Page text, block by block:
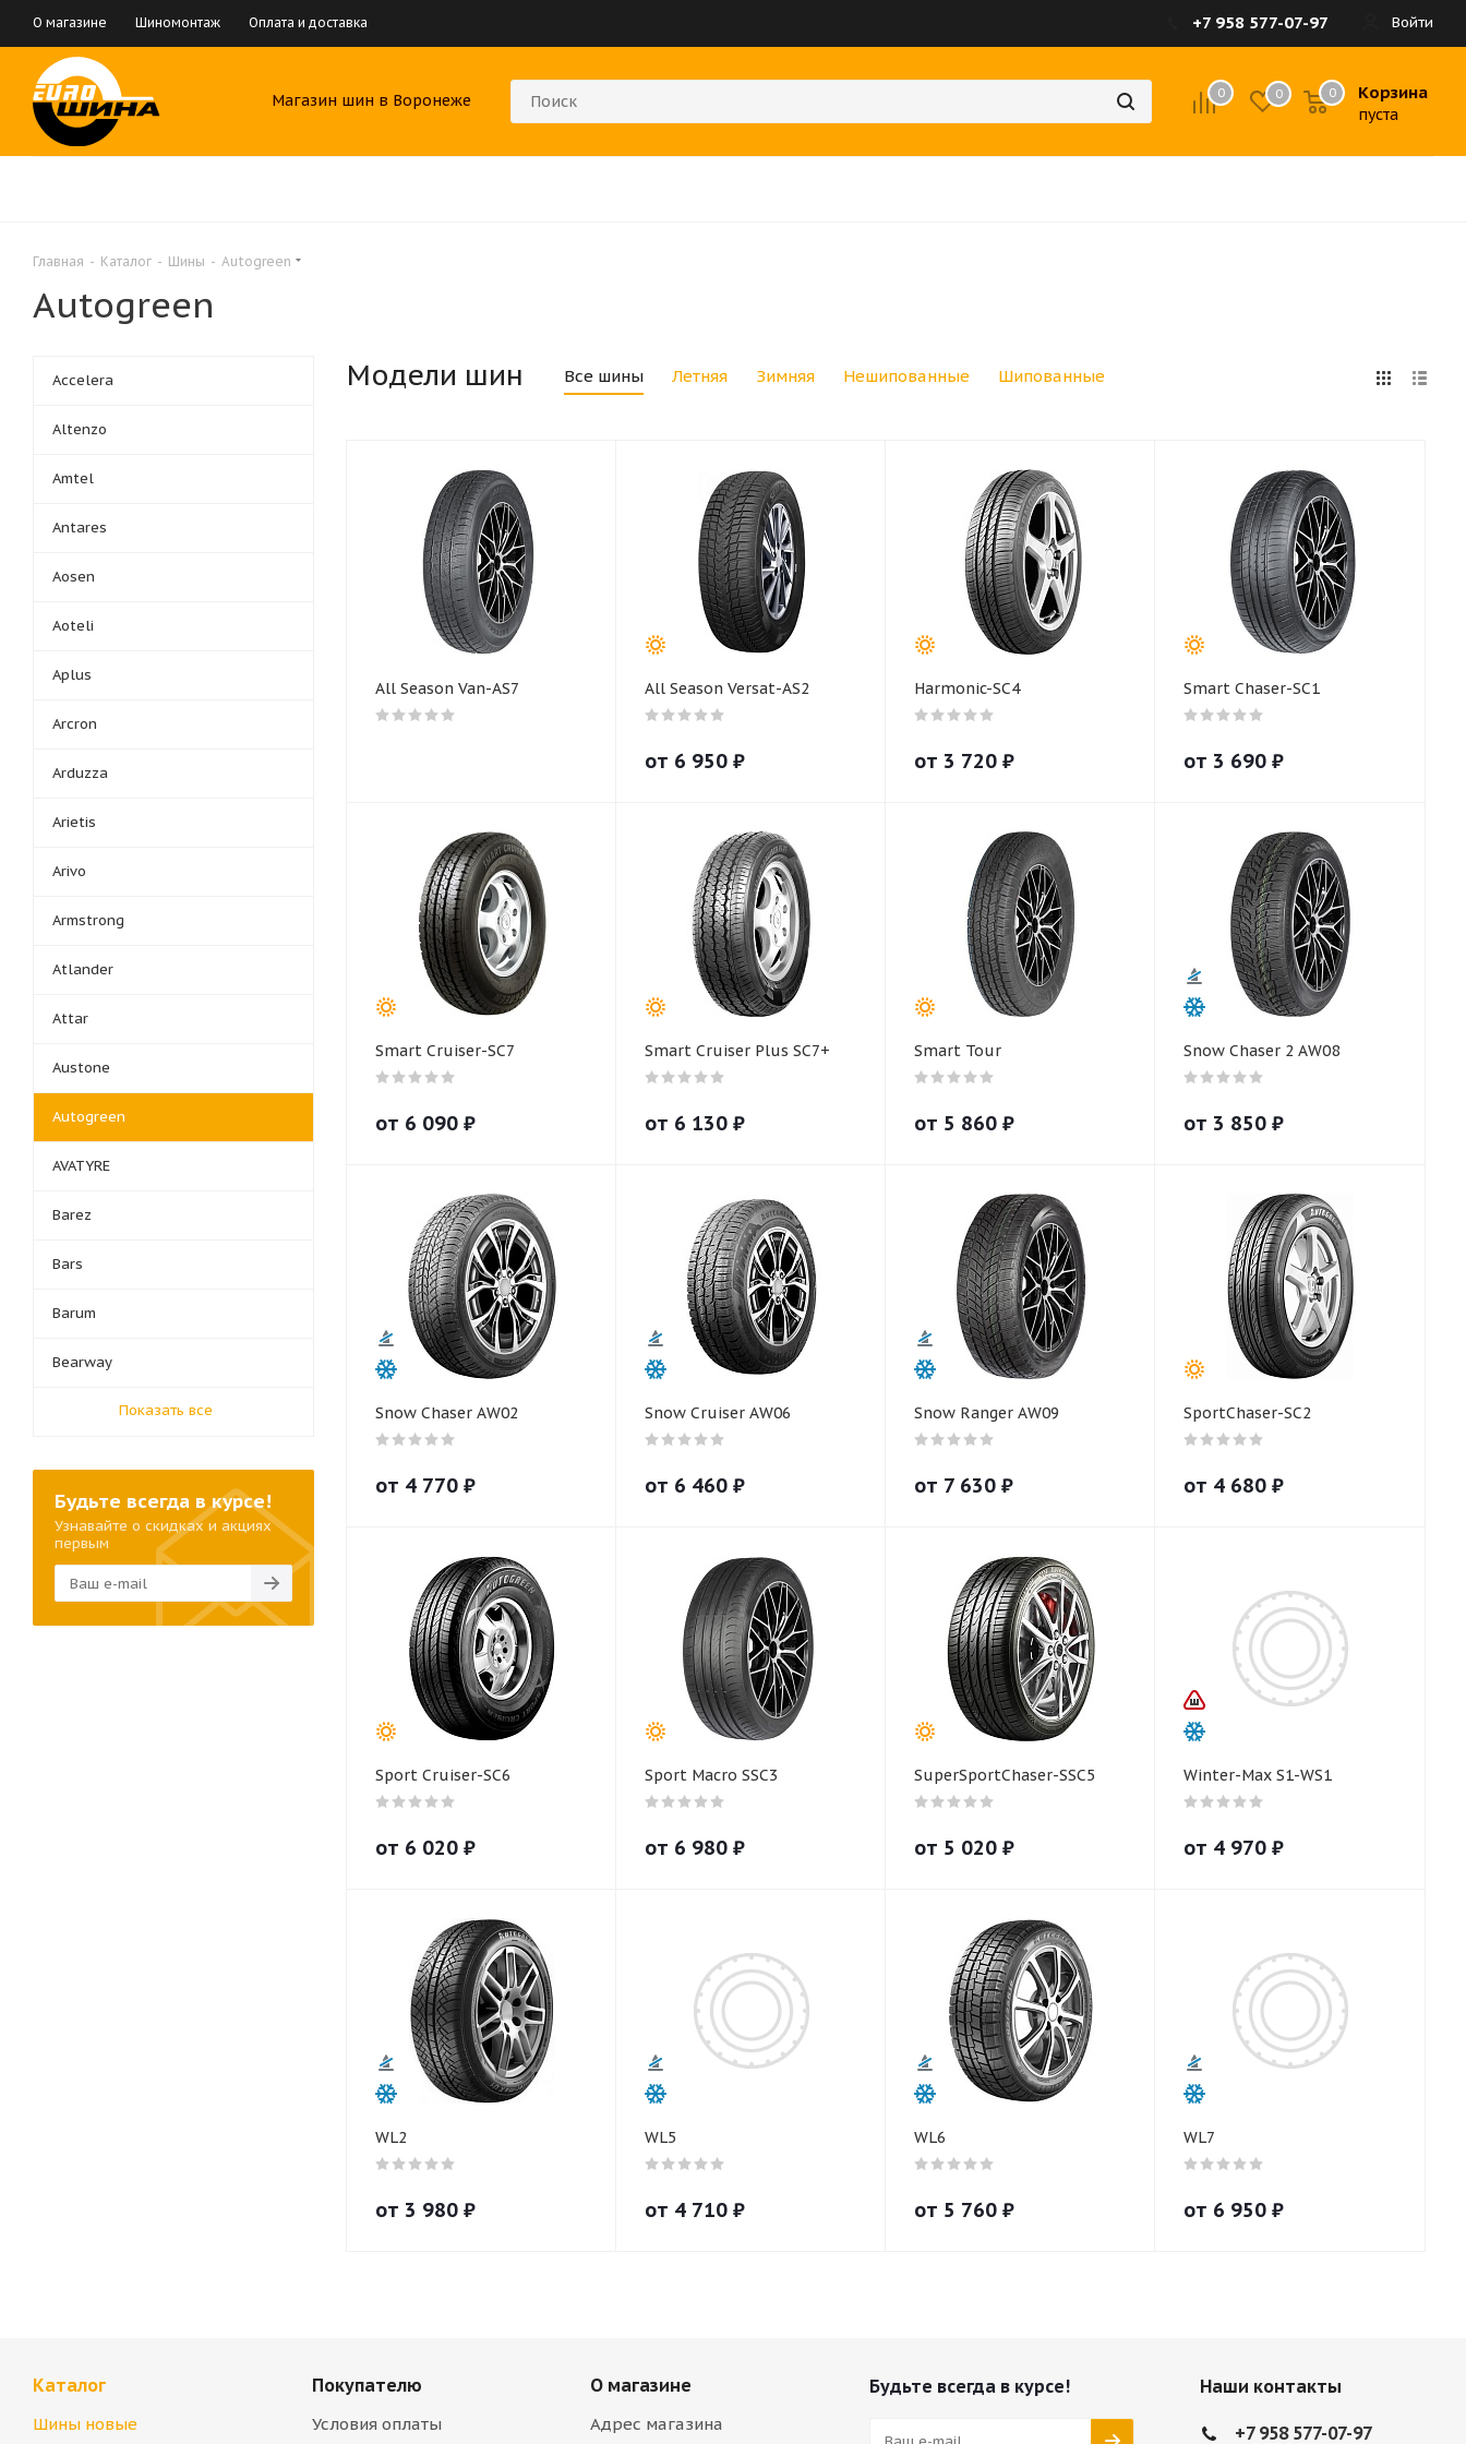
О магазине Шиномонтаж Оплата и доставка Войти
+7 958 577-07-97
Магазин шин в Воронеже 0 0 Корзина
пуста
0
Главная - Каталог - Шины - Autogreen
Autogreen
Модели шин Все шины Летняя Зимняя Нешипованные Шипованные
All Season Van-AS7 All Season Versat-AS2
от 6 950 ₽
Harmonic-SC4
от 3 720 ₽
Smart Chaser-SC1
от 3 690 ₽
Smart Cruiser-SC7
от 6 090 ₽
Smart Cruiser Plus SC7+
от 6 130 ₽
Smart Tour
от 5 860 ₽
Snow Chaser 2 AW08
от 3 850 ₽
Snow Chaser AW02
от 4 770 ₽
Snow Cruiser AW06
от 6 460 ₽
Snow Ranger AW09
от 7 630 ₽
SportChaser-SC2
от 4 680 ₽
Sport Cruiser-SC6
от 6 020 ₽
Sport Macro SSC3
от 6 980 ₽
SuperSportChaser-SSC5
от 5 020 ₽
Winter-Max S1-WS1
от 4 970 ₽
WL2
от 3 980 ₽
WL5
от 4 710 ₽
WL6
от 5 760 ₽
WL7
от 6 950 ₽
Accelera
Altenzo
Amtel
Antares
Aosen
Aoteli
Aplus
Arcron
Arduzza
Arietis
Arivo
Armstrong
Atlander
Attar
Austone
Autogreen
AVATYRE
Barez
Bars
Barum
Bearway
Показать все
Будьте всегда в курсе!
Узнавайте о скидках и акциях
первым
Каталог
Шины новые
Покупателю
Условия оплаты
О магазине
Адрес магазина
Будьте всегда в курсе! Наши контакты
+7 958 577-07-97